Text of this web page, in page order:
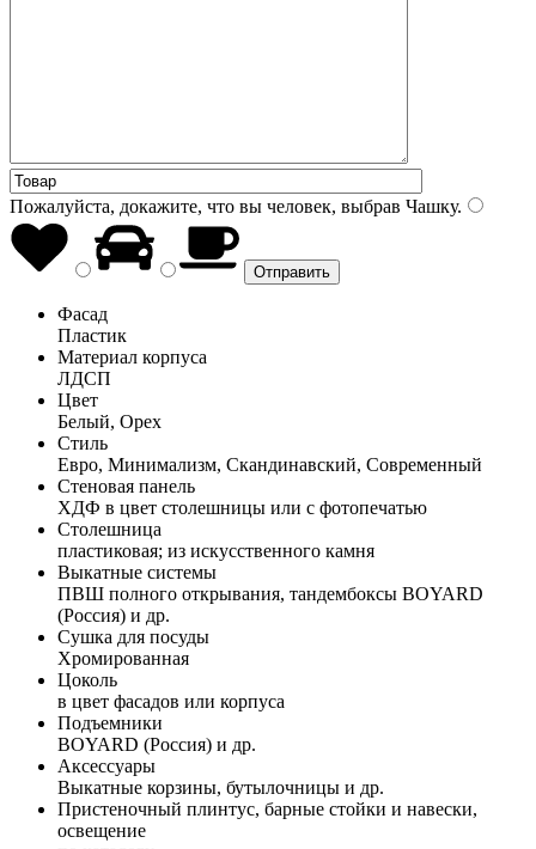
Пожалуйста, докажите, что вы человек, выбрав Чашку.
Фасад
Пластик
Материал корпуса
ЛДСП
Цвет
Белый, Орех
Стиль
Евро, Минимализм, Скандинавский, Современный
Стеновая панель
ХДФ в цвет столешницы или с фотопечатью
Столешница
пластиковая; из искусственного камня
Выкатные системы
ПВШ полного открывания, тандембоксы BOYARD
(Россия) и др.
Сушка для посуды
Хромированная
Цоколь
в цвет фасадов или корпуса
Подъемники
BOYARD (Россия) и др.
Аксессуары
Выкатные корзины, бутылочницы и др.
Пристеночный плинтус, барные стойки и навески,
освещение